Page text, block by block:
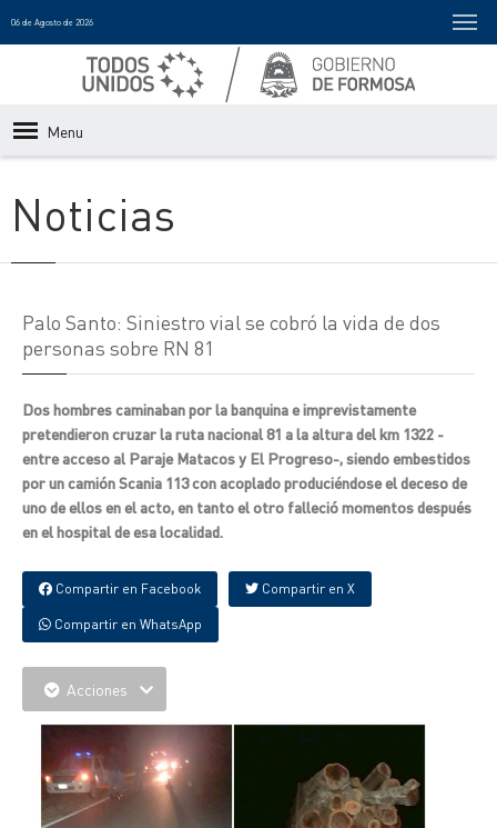
06 de Agosto de 2026
Menu
Noticias
Palo Santo: Siniestro vial se cobró la vida de dos
personas sobre RN 81
Dos hombres caminaban por la banquina e imprevistamente
pretendieron cruzar la ruta nacional 81 a la altura del km 1322 -
entre acceso al Paraje Matacos y El Progreso-, siendo embestidos
por un camión Scania 113 con acoplado produciéndose el deceso de
uno de ellos en el acto, en tanto el otro falleció momentos después
en el hospital de esa localidad.
Compartir en Facebook Compartir en X
Compartir en WhatsApp
Acciones